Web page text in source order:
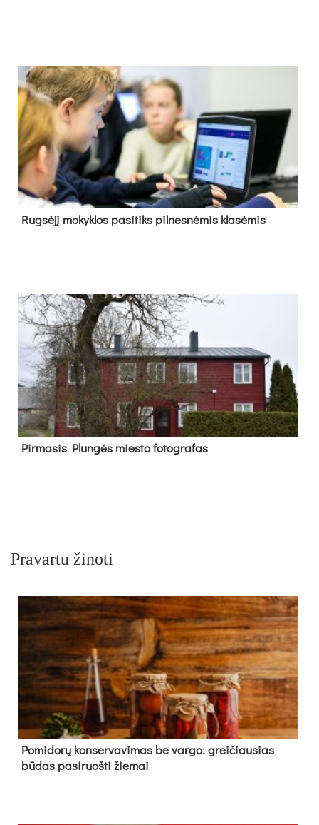
Rug­sė­jį mo­kyk­los pa­si­tiks pil­nes­nė­mis kla­sė­mis
Pir­ma­sis Plun­gės mies­to fo­tog­ra­fas
Pravartu žinoti
Pomidorų konservavimas be vargo: greičiausias
būdas pasiruošti žiemai